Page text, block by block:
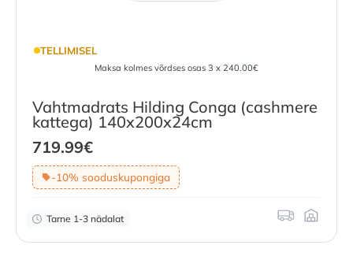
TELLIMISEL
Maksa kolmes võrdses osas 3 x 240.00€
Vahtmadrats Hilding Conga (cashmere
kattega) 140x200x24cm
719.99€
-10% sooduskupongiga
Tarne 1-3 nädalat